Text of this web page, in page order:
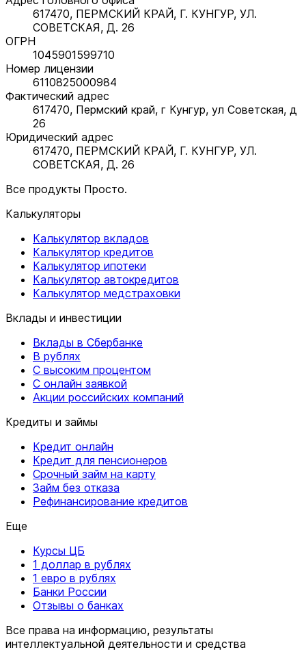
617470, ПЕРМСКИЙ КРАЙ, Г. КУНГУР, УЛ.
СОВЕТСКАЯ, Д. 26
ОГРН
1045901599710
Номер лицензии
6110825000984
Фактический адрес
617470, Пермский край, г Кунгур, ул Советская, д
26
Юридический адрес
617470, ПЕРМСКИЙ КРАЙ, Г. КУНГУР, УЛ.
СОВЕТСКАЯ, Д. 26
Все продукты Просто.
Калькуляторы
Калькулятор вкладов
Калькулятор кредитов
Калькулятор ипотеки
Калькулятор автокредитов
Калькулятор медстраховки
Вклады и инвестиции
Вклады в Сбербанке
В рублях
С высоким процентом
С онлайн заявкой
Акции российских компаний
Кредиты и займы
Кредит онлайн
Кредит для пенсионеров
Срочный займ на карту
Займ без отказа
Рефинансирование кредитов
Еще
Курсы ЦБ
1 доллар в рублях
1 евро в рублях
Банки России
Отзывы о банках
Все права на информацию, результаты
интеллектуальной деятельности и средства